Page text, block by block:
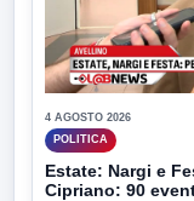
4 AGOSTO 2026
POLITICA
Estate: Nargi e
Cipriano: 90